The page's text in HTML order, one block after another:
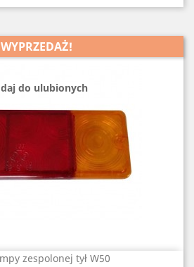
WYPRZEDAŻ!
zespolonej tył W50
do ulubionych